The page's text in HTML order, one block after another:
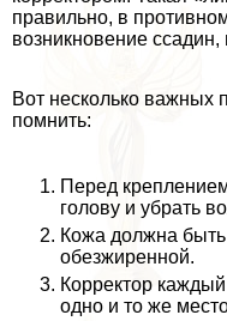
правильно, в
возникновение
Вот несколько важных
помнить:
Перед
голову и убрать
Кожа должна
обезжиренной.
Корректор
одно и то же